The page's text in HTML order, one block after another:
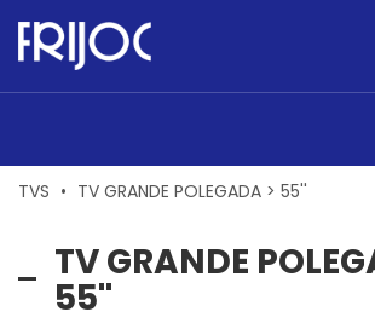
TVS TV GRANDE POLEGADA > 55''
TV GRANDE
55''